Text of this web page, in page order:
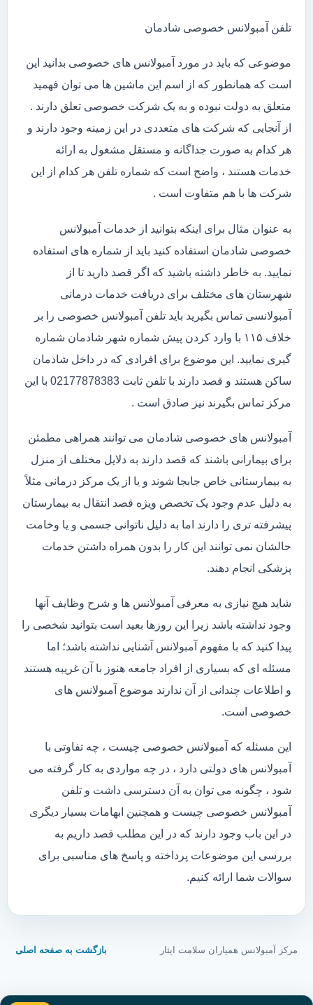
تلفن آمبولانس خصوصی شادمان
موضوعی که باید در مورد آمبولانس های خصوصی بدانید این
است که همانطور که از اسم این ماشین ها می توان فهمید
متعلق به دولت نبوده و به یک شرکت خصوصی تعلق دارند .
از آنجایی که شرکت های متعددی در این زمینه وجود دارند و
هر کدام به صورت جداگانه و مستقل مشغول به ارائه
خدمات هستند ، واضح است که شماره تلفن هر کدام از این
شرکت ها با هم متفاوت است .
به عنوان مثال برای اینکه بتوانید از خدمات آمبولانس
خصوصی شادمان استفاده کنید باید از شماره های استفاده
نمایید. به خاطر داشته باشید که اگر قصد دارید تا از
شهرستان های مختلف برای دریافت خدمات درمانی
آمبولانسی تماس بگیرید باید تلفن آمبولانس خصوصی را بر
خلاف ۱۱۵ با وارد کردن پیش شماره شهر شادمان شماره
گیری نمایید. این موضوع برای افرادی که در داخل شادمان
ساکن هستند و قصد دارند با تلفن ثابت 02177878383 با این
مرکز تماس بگیرند نیز صادق است .
آمبولانس های خصوصی شادمان می توانند همراهی مطمئن
برای بیمارانی باشند که قصد دارند به دلایل مختلف از منزل
به بیمارستانی خاص جابجا شوند و یا از یک مرکز درمانی مثلاً
به دلیل عدم وجود یک تخصص ویژه قصد انتقال به بیمارستان
پیشرفته تری را دارند اما به دلیل ناتوانی جسمی و یا وخامت
حالشان نمی توانند این کار را بدون همراه داشتن خدمات
پزشکی انجام دهند.
شاید هیچ نیازی به معرفی آمبولانس ها و شرح وظایف آنها
وجود نداشته باشد زیرا این روزها بعید است بتوانید شخصی را
پیدا کنید که با مفهوم آمبولانس آشنایی نداشته باشد؛ اما
مسئله ای که بسیاری از افراد جامعه هنوز با آن غریبه هستند
و اطلاعات چندانی از آن ندارند موضوع آمبولانس های
خصوصی است.
این مسئله که آمبولانس خصوصی چیست ، چه تفاوتی با
آمبولانس های دولتی دارد ، در چه مواردی به کار گرفته می
شود ، چگونه می توان به آن دسترسی داشت و تلفن
آمبولانس خصوصی چیست و همچنین ابهامات بسیار دیگری
در این باب وجود دارند که در این مطلب قصد داریم به
بررسی این موضوعات پرداخته و پاسخ های مناسبی برای
سوالات شما ارائه کنیم.
مرکز آمبولانس همیاران سلامت ایثار بازگشت به صفحه اصلی